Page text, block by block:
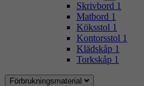
Skrivbord 1
Matbord 1
Köksstol 1
Kontorsstol 1
Klädskåp 1
Torkskåp 1
Förbrukningsmaterial